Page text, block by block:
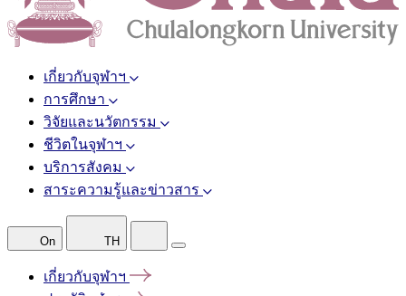
เกี่ยวกับจุฬาฯ
การศึกษา
วิจัยและนวัตกรรม
ชีวิตในจุฬาฯ
บริการสังคม
สาระความรู้และข่าวสาร
On TH
เกี่ยวกับจุฬาฯ